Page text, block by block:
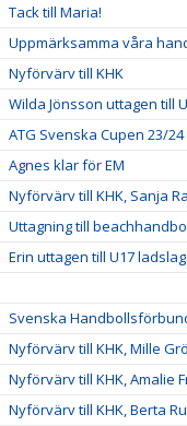
Tack till Maria!
Uppmärksamma våra
Nyförvärv till KHK
Wilda Jönsson uttagen till
ATG Svenska Cupen 23/24
Agnes klar för EM
Nyförvärv till KHK, Sanja
Uttagning till
Erin uttagen till U17
Svenska
Nyförvärv till KHK, Mille
Nyförvärv till KHK, Amalie
Nyförvärv till KHK, Berta